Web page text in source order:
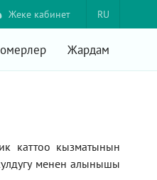
RU
Жеке кабинет
Жардам
каттоо кызматынын
менен алынышы